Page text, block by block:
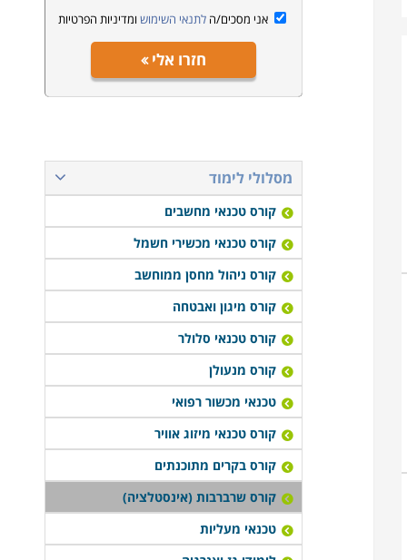
אני מסכים/הלתנאי השימוש ומדיניות הפרטיות
חזרו אלי
מסלולי לימוד
קורס טכנאי מחשבים
קורס טכנאי מכשירי חשמל
קורס ניהול מחסן ממוחשב
קורס מיגון ואבטחה
קורס טכנאי סלולר
קורס מנעולן
טכנאי מכשור רפואי
קורס טכנאי מיזוג אוויר
קורס בקרים מתוכנתים
קורס שרברבות (אינסטלציה)
טכנאי מעליות